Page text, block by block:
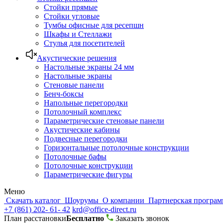
Стойки прямые
Стойки угловые
Тумбы офисные для ресепшн
Шкафы и Стеллажи
Стулья для посетителей
Акустические решения
Настольные экраны 24 мм
Настольные экраны
Стеновые панели
Бенч-боксы
Напольные перегородки
Потолочный комплекс
Параметрические стеновые панели
Акустические кабины
Подвесные перегородки
Горизонтальные потолочные конструкции
Потолочные бафы
Потолочные конструкции
Параметрические фигуры
Меню
Скачать каталог Шоурумы О компании Партнерская
+7 (861) 202- 61- 42 krd@office-direct.ru
План расстановкиБесплатно
Заказать звонок